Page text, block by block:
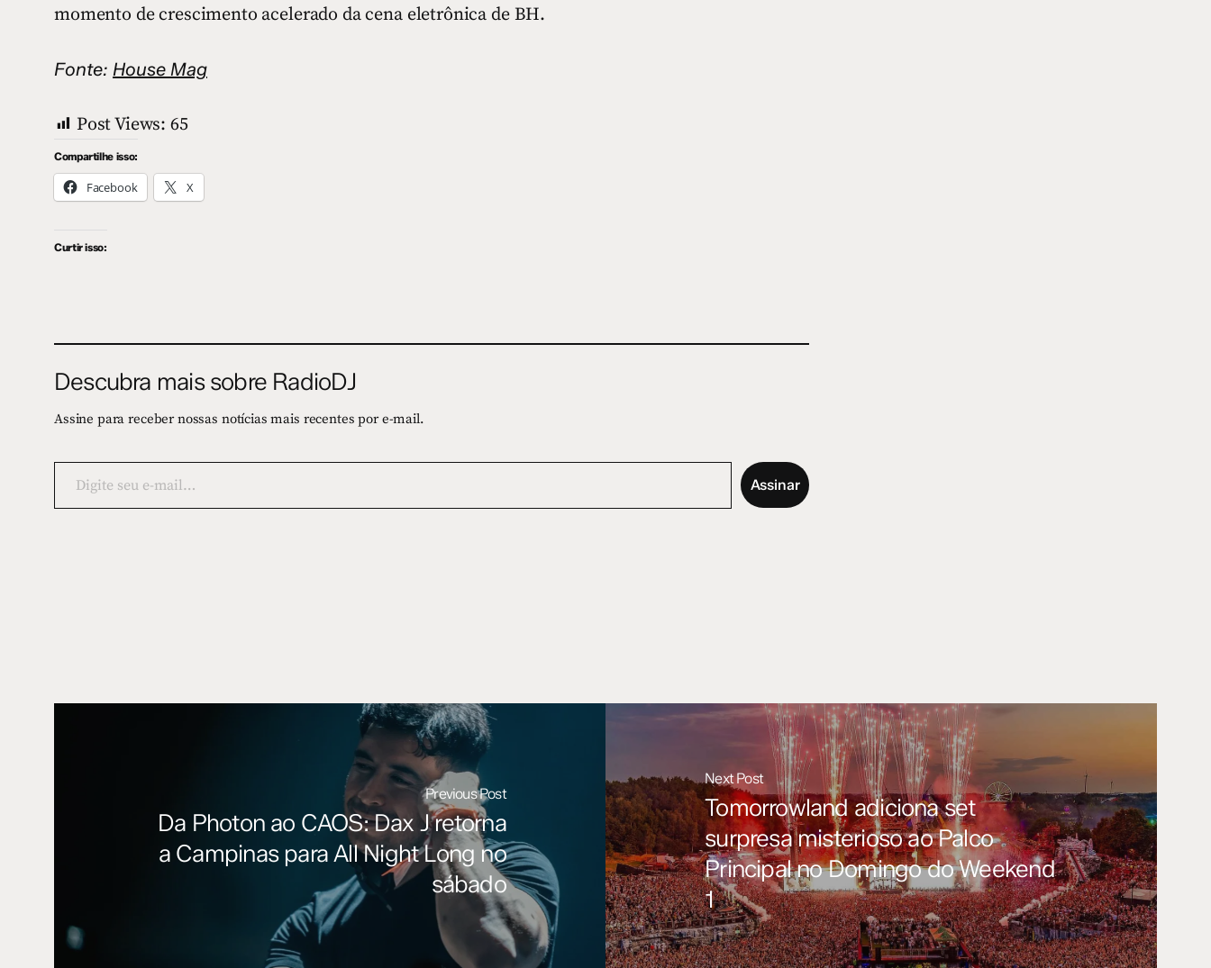
momento de crescimento acelerado da cena eletrônica de BH.
Fonte: House Mag
Post Views: 65
Compartilhe isso:
Facebook X
Curtir isso:
Descubra mais sobre RadioDJ
Assine para receber nossas notícias mais recentes por e-mail.
Digite
mail…
Assinar
Previous Post
Da Photon ao CAOS: Dax J retorna
a Campinas para All Night Long no
sábado
Next Post
Tomorrowland adiciona set
surpresa misterioso ao Palco
Principal no Domingo do Weekend
1